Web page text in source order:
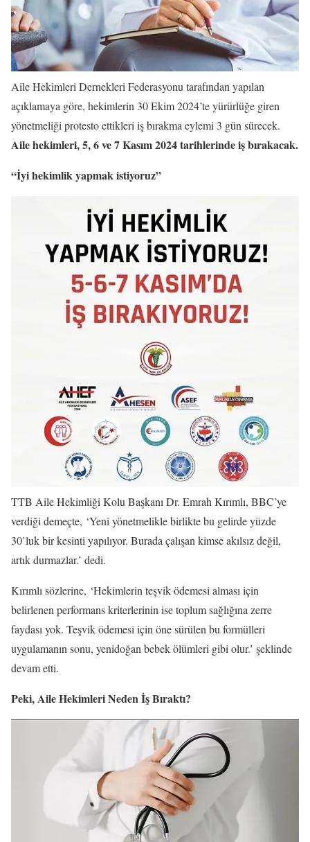
Aile Hekimleri Dernekleri Federasyonu tarafından yapılan
açıklamaya göre, hekimlerin 30 Ekim 2024’te yürürlüğe giren
yönetmeliği protesto ettikleri iş bırakma eylemi 3 gün sürecek.
Aile hekimleri, 5, 6 ve 7 Kasım 2024 tarihlerinde iş bırakacak.
“İyi hekimlik yapmak istiyoruz”
TTB Aile Hekimliği Kolu Başkanı Dr. Emrah Kırımlı, BBC’ye
verdiği demeçte, ‘Yeni yönetmelikle birlikte bu gelirde yüzde
30’luk bir kesinti yapılıyor. Burada çalışan kimse akılsız değil,
artık durmazlar.’ dedi.
Kırımlı sözlerine, ‘Hekimlerin teşvik ödemesi alması için
belirlenen performans kriterlerinin ise toplum sağlığına zerre
faydası yok. Teşvik ödemesi için öne sürülen bu formülleri
uygulamanın sonu, yenidoğan bebek ölümleri gibi olur.’ şeklinde
devam etti.
Peki, Aile Hekimleri Neden İş Bıraktı?